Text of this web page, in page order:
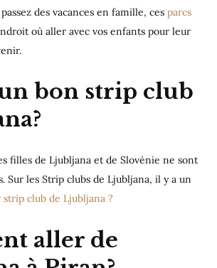
des vacances en famille, ces parcs
où aller avec vos enfants pour leur
bon strip club
filles de Ljubljana et de Slovénie ne sont
Sur les Strip clubs de Ljubljana, il y a un
club de Ljubljana ?
aller de